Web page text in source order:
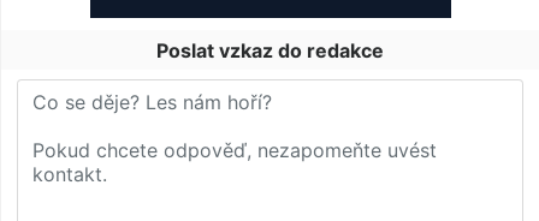
Poslat vzkaz do redakce